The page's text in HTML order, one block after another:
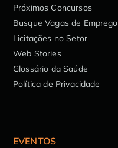
Próximos Concursos
Busque Vagas de Emprego
Licitações no Setor
Web Stories
Glossário da Saúde
Política de Privacidade
EVENTOS